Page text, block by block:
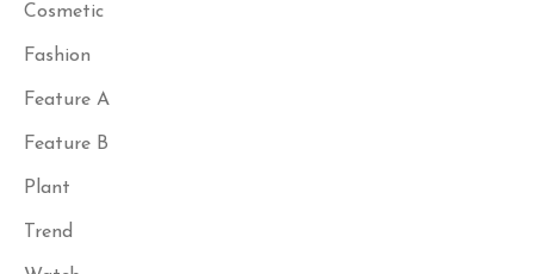
Cosmetic
Fashion
Feature A
Feature B
Plant
Trend